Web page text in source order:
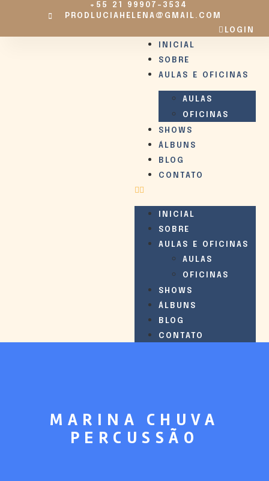
+55 21 99907-3534
PRODLUCIAHELENA@GMAIL.COM
LOGIN
INICIAL
SOBRE
AULAS E OFICINAS
AULAS
OFICINAS
SHOWS
ÁLBUNS
BLOG
CONTATO
INICIAL
SOBRE
AULAS E OFICINAS
AULAS
OFICINAS
SHOWS
ÁLBUNS
BLOG
CONTATO
MARINA CHUVA
PERCUSSÃO